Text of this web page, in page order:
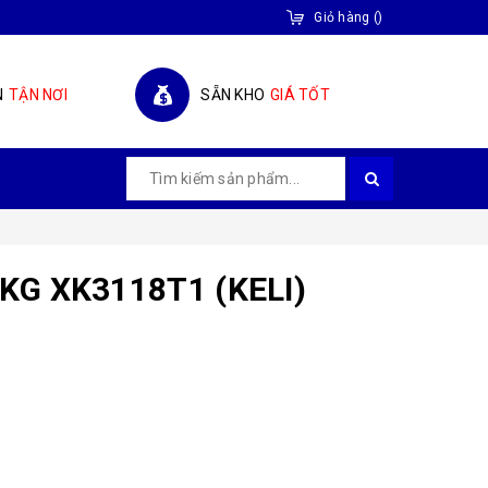
Giỏ hàng ()
TẬN NƠI SẴN KHO GIÁ TỐT
XK3118T1 (KELI)